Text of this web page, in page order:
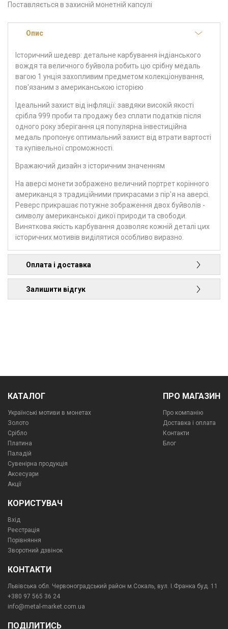
Поставляється в захисній монетній капсулі
Опис
Історичний шедевр: детальне карбування індіанського
вождя та величного буйвола робить цю срібну медаль
вагою 1 унція захопливим предметом колекціонування,
пов'язаним з американською історією
Ідеальний захист від інфляції: завдяки високій якості
срібла 999 проби та продажу без сплати податків після
одного року зберігання ця популярна інвестиційна
медаль пропонує оптимальний захист від втрати вартості
та купівельної спроможності.
Вражаючий дизайн з історичним значенням
На аверсі монети зображено величний портрет корінного
американця з традиційними прикрасами з пір'я на аверсі.
Реверс прикрашає потужне зображення двох буйволів -
символу американської дикої природи та свободи.
Виняткова якість карбування дозволяє кожній деталі цих
історичних мотивів виділятися особливо виразно.
Оплата і доставка
Залишити відгук
КАТАЛОГ
Українські мотиви в монетах
Золото
Срібло
Платина
Паладій
Сувенірна продукція
Аксесуари
Акції
ПРО МАГАЗИН
Про компанiю
Доставка і оплата
Контакти
Блог
КОРИСТУВАЧ
Вхід
Реєстрація
Порівняння
Зворотний дзвінок
КОНТАКТИ
Львівська обл. Червоноградський район м.Сокаль, вул. І.Франка буд. 11
+380 97 565 36 24
info@metal-market.com.ua
ПОДІЛИТИСЬ